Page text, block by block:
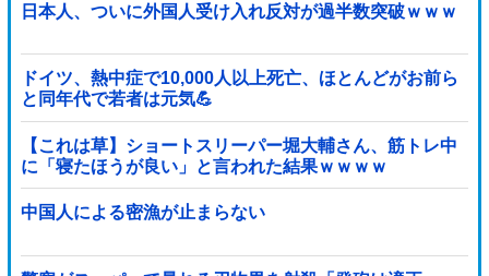
日本人、ついに外国人受け入れ反対が過半数突破ｗｗｗ
ドイツ、熱中症で10,000人以上死亡、ほとんどがお前ら
と同年代で若者は元気💪
【これは草】ショートスリーパー堀大輔さん、筋トレ中
に「寝たほうが良い」と言われた結果ｗｗｗｗ
中国人による密漁が止まらない